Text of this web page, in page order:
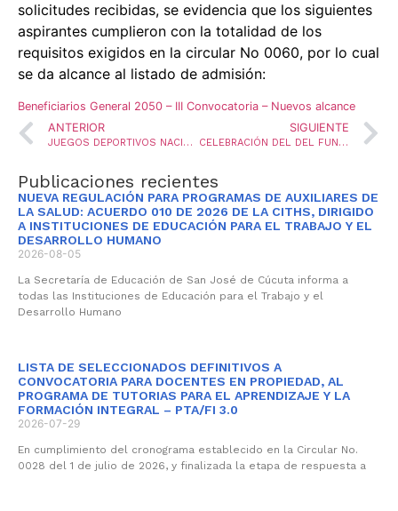
solicitudes recibidas, se evidencia que los siguientes
aspirantes cumplieron con la totalidad de los
requisitos exigidos en la circular No 0060, por lo cual
se da alcance al listado de admisión:
Beneficiarios General 2050 – III Convocatoria – Nuevos alcance
ANTERIOR
JUEGOS DEPORTIVOS NACIONALES Y ENCUENTRO FOLCLÓRICO Y CULTURAL DEL MAGISTERIO
SIGUIENTE
CELEBRACIÓN DEL DEL FUNCIONARIO ADMINISTRATIVO
Publicaciones recientes
NUEVA REGULACIÓN PARA PROGRAMAS DE AUXILIARES DE
LA SALUD: ACUERDO 010 DE 2026 DE LA CITHS, DIRIGIDO
A INSTITUCIONES DE EDUCACIÓN PARA EL TRABAJO Y EL
DESARROLLO HUMANO
2026-08-05
La Secretaría de Educación de San José de Cúcuta informa a
todas las Instituciones de Educación para el Trabajo y el
Desarrollo Humano
LISTA DE SELECCIONADOS DEFINITIVOS A
CONVOCATORIA PARA DOCENTES EN PROPIEDAD, AL
PROGRAMA DE TUTORIAS PARA EL APRENDIZAJE Y LA
FORMACIÓN INTEGRAL – PTA/FI 3.0
2026-07-29
En cumplimiento del cronograma establecido en la Circular No.
0028 del 1 de julio de 2026, y finalizada la etapa de respuesta a